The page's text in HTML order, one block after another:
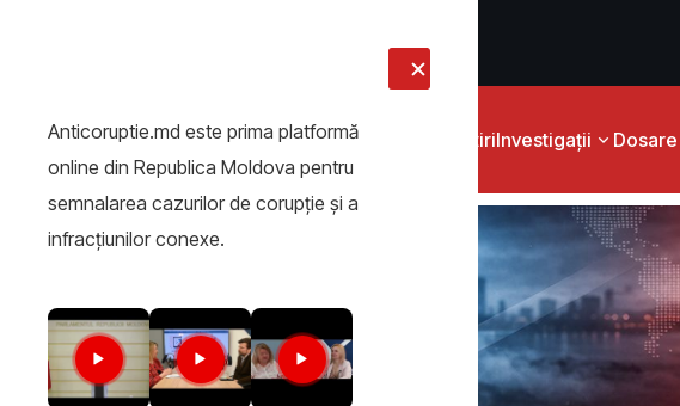
ȘtiriInvestigații Dosare
Anticoruptie.md este prima platformă
online din Republica Moldova pentru
semnalarea cazurilor de corupţie şi a
infracţiunilor conexe.